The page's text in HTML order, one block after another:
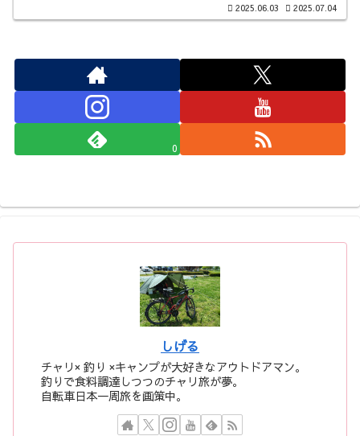
2025.06.03 2025.07.04
0
しげる
チャリ× 釣り ×キャンプが大好きなアウトドアマン。
釣りで食料調達しつつのチャリ旅が夢。
自転車日本一周旅を画策中。